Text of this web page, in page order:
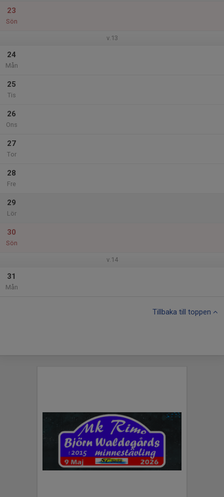
23
Sön
v.13
24
Mån
25
Tis
26
Ons
27
Tor
28
Fre
29
Lör
30
Sön
v.14
31
Mån
Tillbaka till toppen